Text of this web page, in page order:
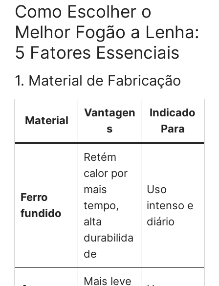
Como Escolher o
Melhor Fogão a Lenha:
5 Fatores Essenciais
1. Material de Fabricação
Material
Vantagen
s
Indicado
Para
Ferro
fundido
Retém
calor por
mais
tempo,
alta
durabilida
de
Uso
intenso e
diário
Mais leve